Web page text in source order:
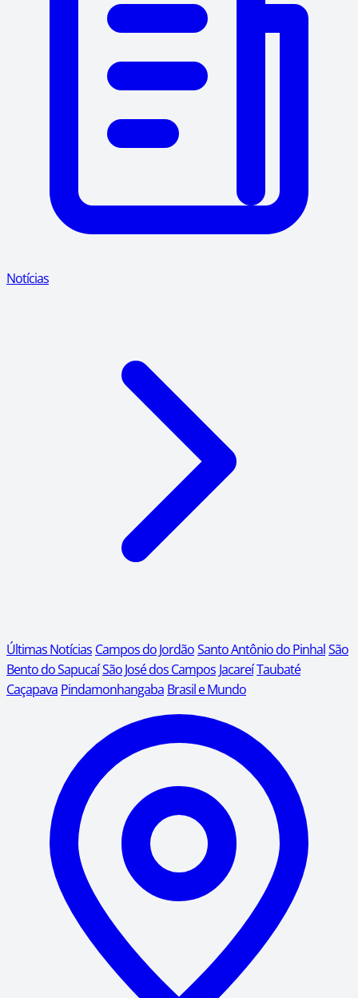
Notícias
Últimas Notícias Campos do JordãoSanto Antônio do PinhalSão
Bento do SapucaíSão José dos Campos JacareíTaubaté
Caçapava Pindamonhangaba Brasil e Mundo